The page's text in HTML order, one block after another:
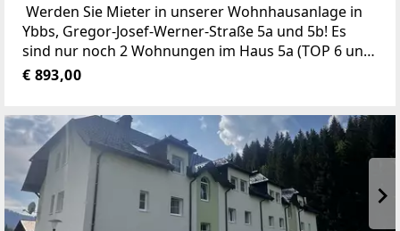
Werden Sie Mieter in unserer Wohnhausanlage in
Ybbs, Gregor-Josef-Werner-Straße 5a und 5b! Es
sind nur noch 2 Wohnungen im Haus 5a (TOP 6 und
TOP 7) verfügbar! Der Heizwärmebedarf gemäß
€ 893,00